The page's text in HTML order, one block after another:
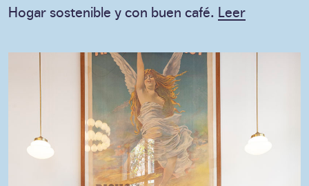
Hogar sostenible y con buen café. Leer